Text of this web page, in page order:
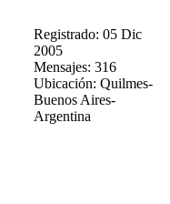
Registrado: 05 Dic
2005
Mensajes: 316
Ubicación: Quilmes-
Buenos Aires-
Argentina